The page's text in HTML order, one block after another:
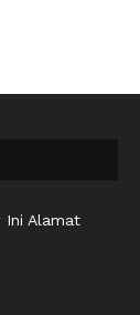
Ini Alamat